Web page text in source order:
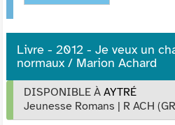
Livre - 2012 - Je veux un
normaux / Marion Achard
DISPONIBLE À AYTRÉ
Jeunesse Romans | R ACH